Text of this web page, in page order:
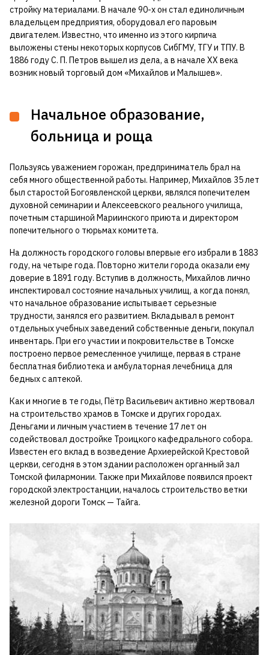
стройку материалами. В начале 90-х он стал единоличным
владельцем предприятия, оборудовал его паровым
двигателем. Известно, что именно из этого кирпича
выложены стены некоторых корпусов СибГМУ, ТГУ и ТПУ. В
1886 году С. П. Петров вышел из дела, а в начале XX века
возник новый торговый дом «Михайлов и Малышев».
Начальное образование,
больница и роща
Пользуясь уважением горожан, предприниматель брал на
себя много общественной работы. Например, Михайлов 35 лет
был старостой Богоявленской церкви, являлся попечителем
духовной семинарии и Алексеевского реального училища,
почетным старшиной Мариинского приюта и директором
попечительного о тюрьмах комитета.
На должность городского головы впервые его избрали в 1883
году, на четыре года. Повторно жители города оказали ему
доверие в 1891 году. Вступив в должность, Михайлов лично
инспектировал состояние начальных училищ, а когда понял,
что начальное образование испытывает серьезные
трудности, занялся его развитием. Вкладывал в ремонт
отдельных учебных заведений собственные деньги, покупал
инвентарь. При его участии и покровительстве в Томске
построено первое ремесленное училище, первая в стране
бесплатная библиотека и амбулаторная лечебница для
бедных с аптекой.
Как и многие в те годы, Пётр Васильевич активно жертвовал
на строительство храмов в Томске и других городах.
Деньгами и личным участием в течение 17 лет он
содействовал достройке Троицкого кафедрального собора.
Известен его вклад в возведение Архиерейской Крестовой
церкви, сегодня в этом здании расположен органный зал
Томской филармонии. Также при Михайлове появился проект
городской электростанции, началось строительство ветки
железной дороги Томск — Тайга.